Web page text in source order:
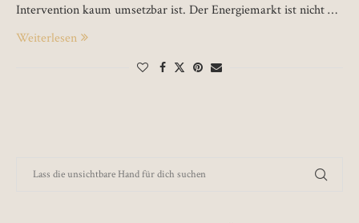
Intervention kaum umsetzbar ist. Der Energiemarkt ist nicht …
Weiterlesen